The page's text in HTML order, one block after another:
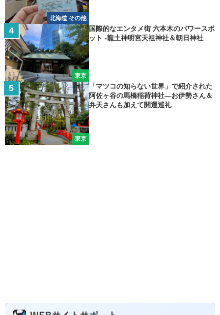
北海道 その他
東京
国際的なエンタメ街 六本木のパワースポ
ット -龍土神明宮天祖神社＆朝日神社
東京
「マツコの知らない世界」で紹介された
阿佐ヶ谷の馬橋稲荷神社―お伊勢さん＆
弁天さんも加えて開運巡礼